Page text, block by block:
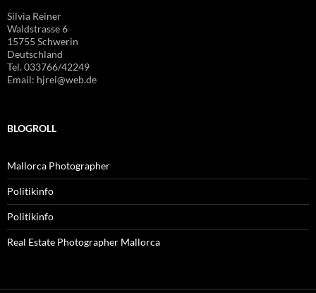
Silvia Reiner
Waldstrasse 6
15755 Schwerin
Deutschland
Tel. 033766/42249
Email: hjrei@web.de
BLOGROLL
Mallorca Photographer
Politikinfo
Politikinfo
Real Estate Photographer Mallorca